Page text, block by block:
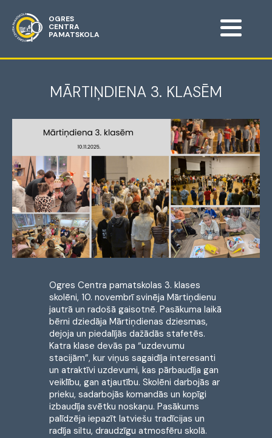
OGRES
CENTRA
PAMATSKOLA
MĀRTIŅDIENA 3. KLASĒM
Ogres Centra pamatskolas 3. klases
skolēni, 10. novembrī svinēja Mārtiņdienu
jautrā un radošā gaisotnē. Pasākuma laikā
bērni dziedāja Mārtiņdienas dziesmas,
dejoja unpiedalījās dažādās stafetēs.
Katra klase devās pa “uzdevumu
stacijām”, kur viņus sagaidīja interesanti
un atraktīvi uzdevumi, kas pārbaudīja gan
veiklību, gan atjautību. Skolēni darbojās ar
prieku, sadarbojās komandās un kopīgi
izbaudīja svētku noskaņu. Pasākums
palīdzēja iepazīt latviešu tradīcijas un
radīja siltu, draudzīgu atmosfēru skolā.